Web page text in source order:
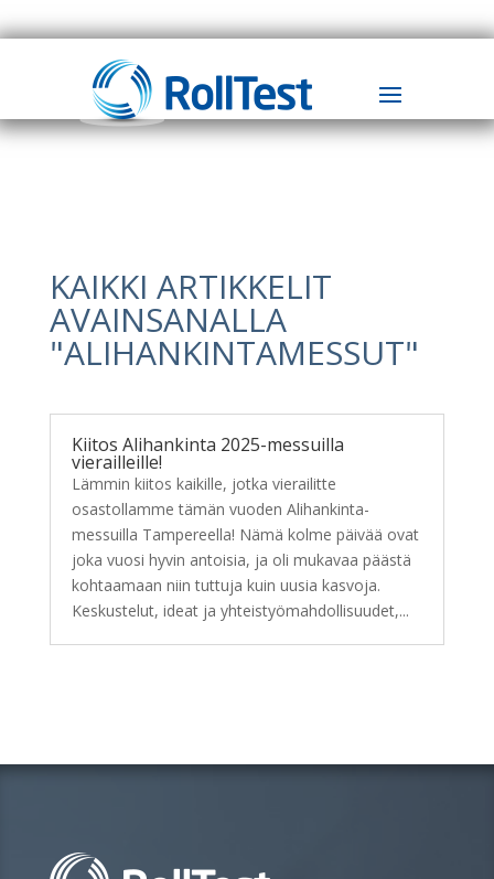
KAIKKI ARTIKKELIT
AVAINSANALLA
"ALIHANKINTAMESSUT"
Kiitos Alihankinta 2025-messuilla
vierailleille!
Lämmin kiitos kaikille, jotka vierailitte
osastollamme tämän vuoden Alihankinta-
messuilla Tampereella! Nämä kolme päivää ovat
joka vuosi hyvin antoisia, ja oli mukavaa päästä
kohtaamaan niin tuttuja kuin uusia kasvoja.
Keskustelut, ideat ja yhteistyömahdollisuudet,...